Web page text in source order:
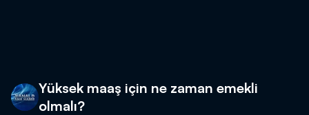
Yüksek maaş için ne zaman emekli
olmalı?